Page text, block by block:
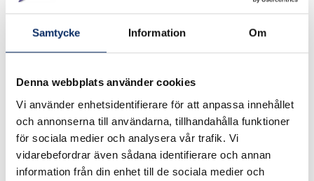
Samtycke Information Om
Denna webbplats använder cookies
Vi använder enhetsidentifierare för att anpassa innehållet
och annonserna till användarna, tillhandahålla funktioner
för sociala medier och analysera vår trafik. Vi
vidarebefordrar även sådana identifierare och annan
information från din enhet till de sociala medier och
Art. nr: 134
mm, 1,5 mm
I lager
Antal
20kr